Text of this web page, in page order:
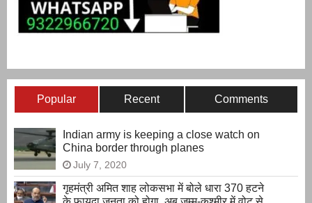
Popular Recent Comments
Indian army is keeping a close watch on
China border through planes
July 7, 2020
गृहमंत्री अमित शाह लोकसभा में बोले धारा 370 हटने